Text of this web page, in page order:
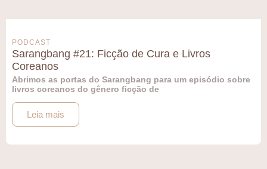
PODCAST
Sarangbang #21: Ficção de Cura e Livros
Coreanos
Abrimos as portas do Sarangbang para um episódio sobre
livros coreanos do gênero ficção de
Leia mais